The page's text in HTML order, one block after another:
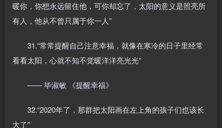
暖你，你想永远留住他，可你却忘了，太阳的意义是照亮所
有人，他从不曾只属于你一人”
31.“常常提醒自己注意幸福，就像在寒冷的日子里经常
看看太阳，心就不知不觉暖洋洋亮光光”
—— 毕淑敏 《提醒幸福》
32.“2020年了，那群把太阳画在左上角的孩子们也该长
大了”